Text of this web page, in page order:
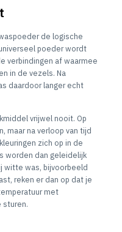
de logische
poeder wordt
verbindingen af waarmee
in de vezels. Na
daardoor langer echt
vrijwel nooit. Op
maar na verloop van tijd
zich op in de
worden dan geleidelijk
witte was, bijvoorbeeld
reken er dan op dat je
met
sturen.